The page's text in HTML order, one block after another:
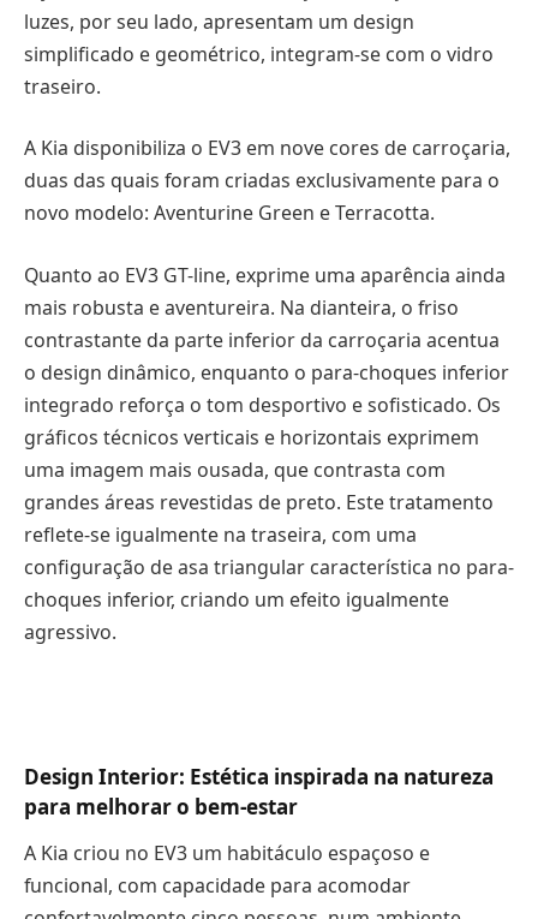
luzes, por seu lado, apresentam um design
simplificado e geométrico, integram-se com o vidro
traseiro.
A Kia disponibiliza o EV3 em nove cores de carroçaria,
duas das quais foram criadas exclusivamente para o
novo modelo: Aventurine Green e Terracotta.
Quanto ao EV3 GT-line, exprime uma aparência ainda
mais robusta e aventureira. Na dianteira, o friso
contrastante da parte inferior da carroçaria acentua
o design dinâmico, enquanto o para-choques inferior
integrado reforça o tom desportivo e sofisticado. Os
gráficos técnicos verticais e horizontais exprimem
uma imagem mais ousada, que contrasta com
grandes áreas revestidas de preto. Este tratamento
reflete-se igualmente na traseira, com uma
configuração de asa triangular característica no para-
choques inferior, criando um efeito igualmente
agressivo.
Design Interior: Estética inspirada na natureza
para melhorar o bem-estar
A Kia criou no EV3 um habitáculo espaçoso e
funcional, com capacidade para acomodar